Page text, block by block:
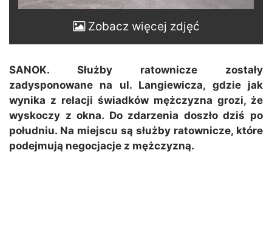
Zobacz więcej zdjęć
SANOK. Służby ratownicze zostały
zadysponowane na ul. Langiewicza, gdzie jak
wynika z relacji świadków mężczyzna grozi, że
wyskoczy z okna. Do zdarzenia doszło dziś po
południu. Na miejscu są służby ratownicze, które
podejmują negocjacje z mężczyzną.